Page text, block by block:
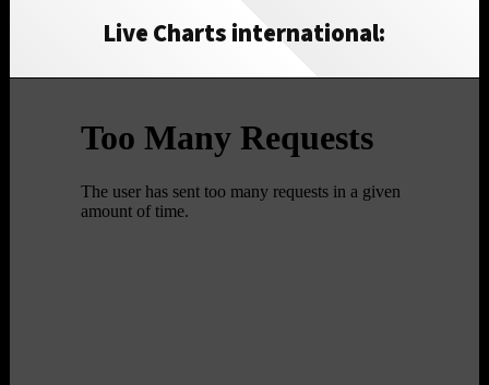
Live Charts international: